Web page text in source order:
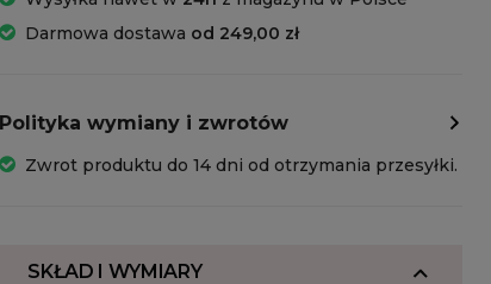
Darmowa dostawa od 249,00 zł
Polityka wymiany i zwrotów
Zwrot produktu do 14 dni od otrzymania przesyłki.
SKŁAD I WYMIARY